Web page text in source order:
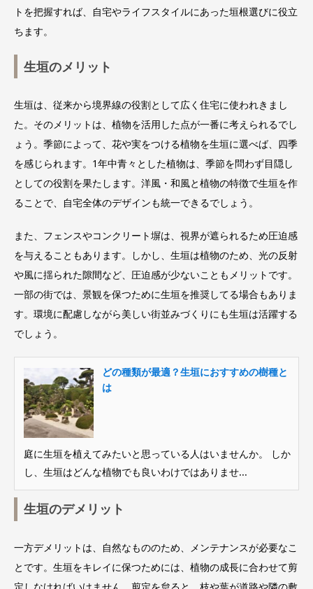
トを把握すれば、自宅やライフスタイルにあった垣根選びに役立
ちます。
生垣のメリット
生垣は、従来から境界線の役割として広く住宅に使われきまし
た。そのメリットは、植物を活用した点が一番に考えられるでし
ょう。季節によって、花や実をつける植物を生垣に選べば、四季
を感じられます。1年中青々とした植物は、季節を問わず目隠し
としての役割を果たします。洋風・和風と植物の特徴で生垣を作
ることで、自宅全体のデザインも統一できるでしょう。
また、フェンスやコンクリート塀は、視界が遮られるため圧迫感
を与えることもあります。しかし、生垣は植物のため、光の反射
や風に揺られた隙間など、圧迫感が少ないこともメリットです。
一部の街では、景観を保つために生垣を推奨してる場合もありま
す。環境に配慮しながら美しい街並みづくりにも生垣は活躍する
でしょう。
どの種類が最適？生垣におすすめの樹種と
は
庭に生垣を植えてみたいと思っている人はいませんか。 しか
し、生垣はどんな植物でも良いわけではありませ...
生垣のデメリット
一方デメリットは、自然なもののため、メンテナンスが必要なこ
とです。生垣をキレイに保つためには、植物の成長に合わせて剪